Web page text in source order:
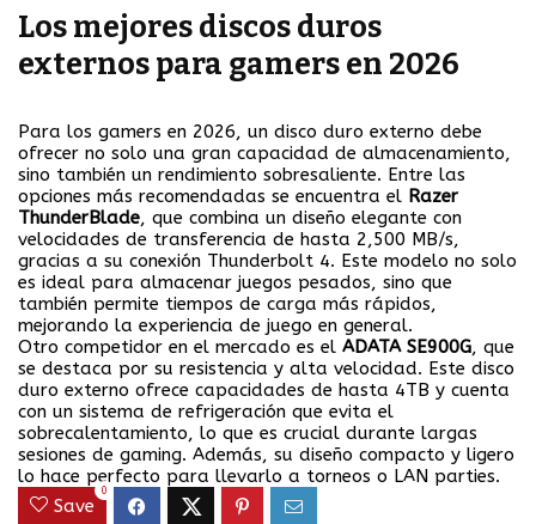
Los mejores discos duros
externos para gamers en 2026
Para los gamers en 2026, un disco duro externo debe
ofrecer no solo una gran capacidad de almacenamiento,
sino también un rendimiento sobresaliente. Entre las
opciones más recomendadas se encuentra el Razer
ThunderBlade, que combina un diseño elegante con
velocidades de transferencia de hasta 2,500 MB/s,
gracias a su conexión Thunderbolt 4. Este modelo no solo
es ideal para almacenar juegos pesados, sino que
también permite tiempos de carga más rápidos,
mejorando la experiencia de juego en general.
Otro competidor en el mercado es el ADATA SE900G, que
se destaca por su resistencia y alta velocidad. Este disco
duro externo ofrece capacidades de hasta 4TB y cuenta
con un sistema de refrigeración que evita el
sobrecalentamiento, lo que es crucial durante largas
sesiones de gaming. Además, su diseño compacto y ligero
lo hace perfecto para llevarlo a torneos o LAN parties.
Save
0